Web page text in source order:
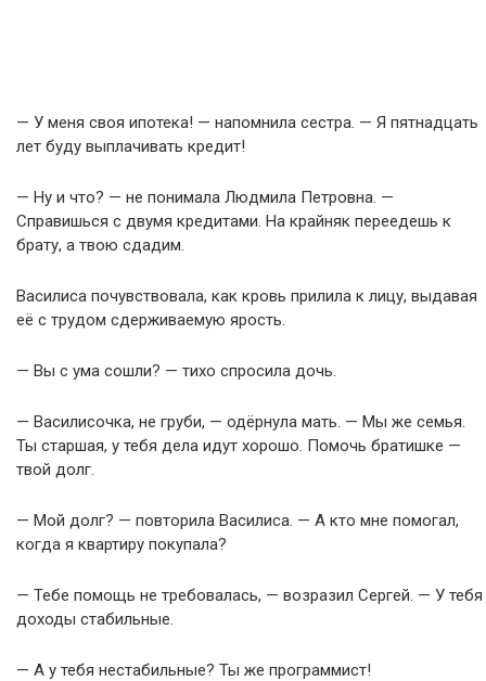
— У меня своя ипотека! — напомнила сестра. — Я пятнадцать
лет буду выплачивать кредит!
— Ну и что? — не понимала Людмила Петровна. —
Справишься с двумя кредитами. На крайняк переедешь к
брату, а твою сдадим.
Василиса почувствовала, как кровь прилила к лицу, выдавая
её с трудом сдерживаемую ярость.
— Вы с ума сошли? — тихо спросила дочь.
— Василисочка, не груби, — одёрнула мать. — Мы же семья.
Ты старшая, у тебя дела идут хорошо. Помочь братишке —
твой долг.
— Мой долг? — повторила Василиса. — А кто мне помогал,
когда я квартиру покупала?
— Тебе помощь не требовалась, — возразил Сергей. — У тебя
доходы стабильные.
— А у тебя нестабильные? Ты же программист!